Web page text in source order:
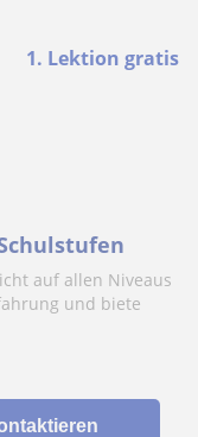
1. Lektion gratis
auf allen Niveaus
und biete